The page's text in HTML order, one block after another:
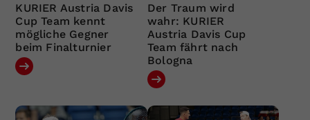
KURIER Austria Davis
Cup Team kennt
mögliche Gegner
beim Finalturnier
Der Traum wird
wahr: KURIER
Austria Davis Cup
Team fährt nach
Bologna